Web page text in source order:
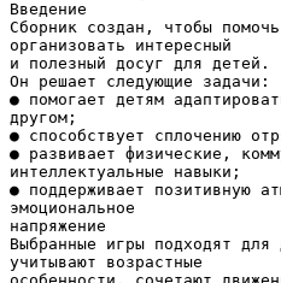
Введение
Сборник создан, чтобы
организовать интересный
и полезный досуг для детей.
Он решает следующие задачи:
● помогает детям
другом;
● способствует сплочению
● развивает физические,
интеллектуальные навыки;
● поддерживает позитивную
эмоциональное
напряжение
Выбранные игры подходят
учитывают возрастные